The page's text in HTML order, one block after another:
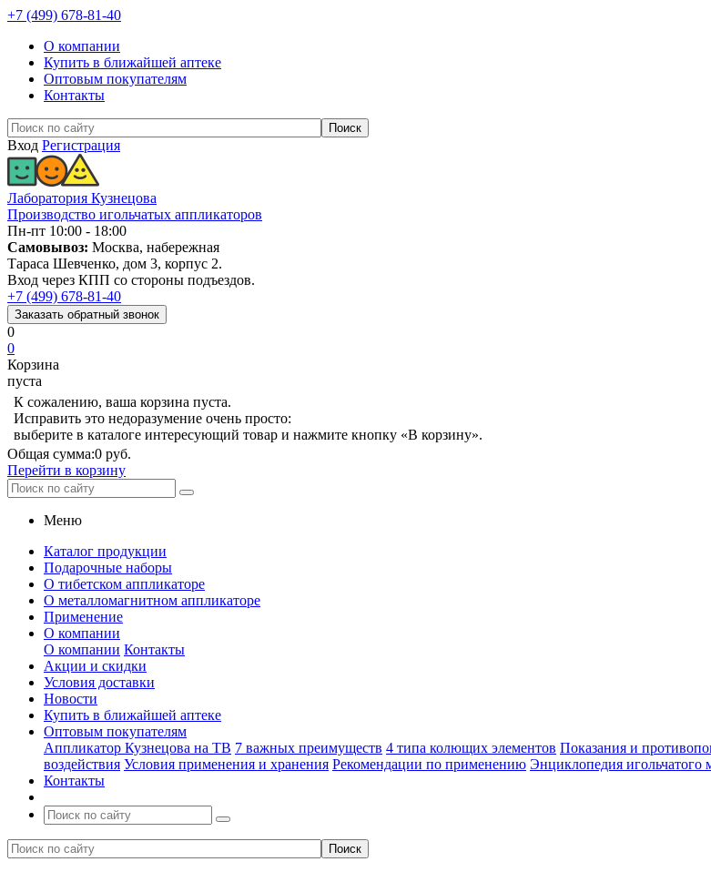
+7 (499) 678-81-40
О компании
Купить в ближайшей аптеке
Оптовым покупателям
Контакты
Вход Регистрация
Лаборатория Кузнецова
Производство игольчатых аппликаторов
Пн-пт 10:00 - 18:00
Самовывоз: Москва, набережная
Тараса Шевченко, дом 3, корпус 2.
Вход через КПП со стороны подъездов.
+7 (499) 678-81-40
Заказать обратный звонок
0
0
Корзина
пуста
К сожалению, ваша корзина пуста.
Исправить это недоразумение очень просто:
выберите в каталоге интересующий товар и нажмите кнопку «В корзину».
Общая сумма:0 руб.
Перейти в корзину
Меню
Каталог продукции
Подарочные наборы
О тибетском аппликаторе
О металломагнитном аппликаторе
Применение
О компании
О компании Контакты
Акции и скидки
Условия доставки
Новости
Купить в ближайшей аптеке
Оптовым покупателям
Аппликатор Кузнецова на ТВ 7 важных преимуществ 4 типа колющих элементов Показания и
воздействия Условия применения и хранения Рекомендации по применению Энциклопедия игольчатого
Контакты